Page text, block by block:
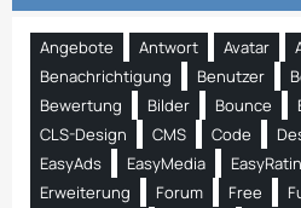
Angebote Antwort Avatar
Benachrichtigung
Benutzer
Bewertung
Bilder Bounce
CLS-Design
CMS Code
EasyAds
EasyMedia
Erweiterung
Forum Free